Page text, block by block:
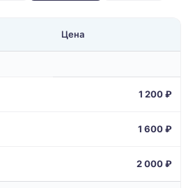
Цена
1 200 ₽
1 600 ₽
2 000 ₽